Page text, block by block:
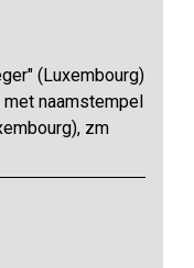
(Luxembourg)
naamstempel
zm